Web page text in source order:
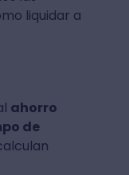
liquidar a
ahorro
de